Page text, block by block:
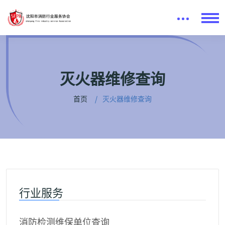
灭火器维修查询
首页 灭火器维修查询
行业服务
消防检测维保单位查询